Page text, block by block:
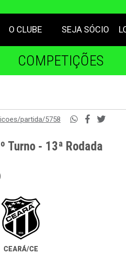
O CLUBE SEJA SÓCIO
COMPETIÇÕES
partida/5758
Turno - 13ª Rodada
CEARÁ/CE